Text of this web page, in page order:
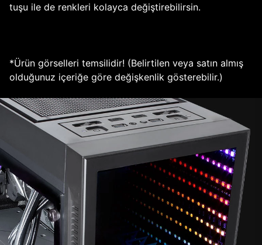
tuşu ile de renkleri kolayca değiştirebilirsin.
*Ürün görselleri temsilidir! (Belirtilen veya satın almış
olduğunuz içeriğe göre değişkenlik gösterebilir.)